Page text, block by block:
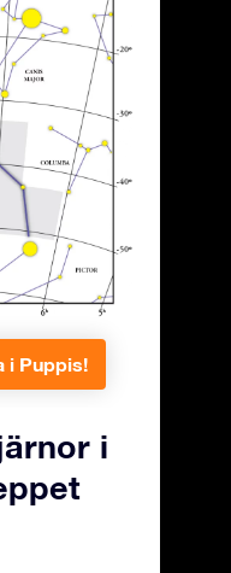
i Puppis!
i